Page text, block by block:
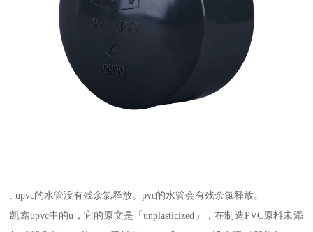
. upvc的水管没有残余氯释放。pvc的水管会有残余氯释放。
凯鑫upvc中的u，它的原文是「unplasticized」，在制造PVC原料未添